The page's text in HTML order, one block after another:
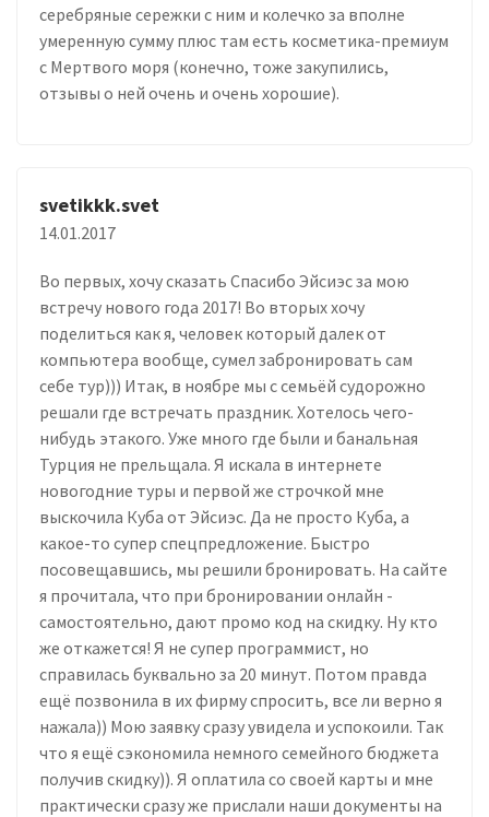
серебряные сережки с ним и колечко за вполне
умеренную сумму плюс там есть косметика-премиум
с Мертвого моря (конечно, тоже закупились,
отзывы о ней очень и очень хорошие).
svetikkk.svet
14.01.2017
Во первых, хочу сказать Спасибо Эйсиэс за мою
встречу нового года 2017! Во вторых хочу
поделиться как я, человек который далек от
компьютера вообще, сумел забронировать сам
себе тур))) Итак, в ноябре мы с семьёй судорожно
решали где встречать праздник. Хотелось чего-
нибудь этакого. Уже много где были и банальная
Турция не прельщала. Я искала в интернете
новогодние туры и первой же строчкой мне
выскочила Куба от Эйсиэс. Да не просто Куба, а
какое-то супер спецпредложение. Быстро
посовещавшись, мы решили бронировать. На сайте
я прочитала, что при бронировании онлайн -
самостоятельно, дают промо код на скидку. Ну кто
же откажется! Я не супер программист, но
справилась буквально за 20 минут. Потом правда
ещё позвонила в их фирму спросить, все ли верно я
нажала)) Мою заявку сразу увидела и успокоили. Так
что я ещё сэкономила немного семейного бюджета
получив скидку)). Я оплатила со своей карты и мне
практически сразу же прислали наши документы на